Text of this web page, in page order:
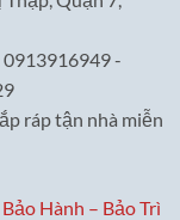
0913916949 -
ráp tận nhà miễn
Hành – Bảo Trì